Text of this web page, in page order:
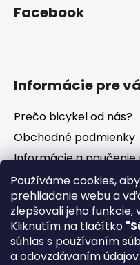
Používáme cookies,
prehliadanie webu a
zlepšovali jeho
Kliknutím na tlačítko
súhlas s používaním
a odovzdávaním
Facebook
Informácie pre
Prečo bicykel od nás?
Obchodné podmienky
Informácie a
Vrátenie tovaru -
Ochrana osobných
Súbory cookies
Formuláre na
Reklamačný poriadok